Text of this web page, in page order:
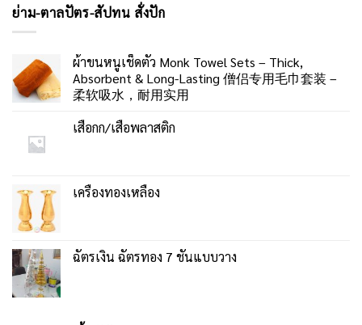
ย่าม-ตาลปัตร-สัปทน สั่งปัก
ผ้าขนหนูเช็ดตัว Monk Towel Sets – Thick,
Absorbent & Long-Lasting 僧侣专用毛巾套装 –
柔软吸水，耐用实用
เสื่อกก/เสื่อพลาสติก
เครื่องทองเหลือง
ฉัตรเงิน ฉัตรทอง 7 ชั้นแบบวาง